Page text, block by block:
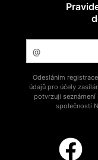
Odesláním
údajů pro účely
potvrzuji seznámení
společností